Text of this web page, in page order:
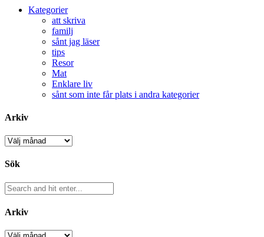
Kategorier
att skriva
familj
sånt jag läser
tips
Resor
Mat
Enklare liv
sånt som inte får plats i andra kategorier
Arkiv
Arkiv
Sök
Arkiv
Arkiv